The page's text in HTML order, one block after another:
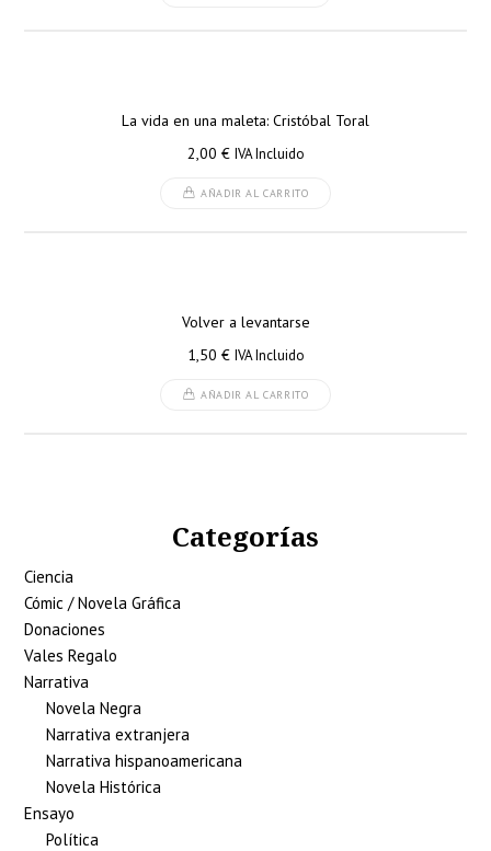
La vida en una maleta: Cristóbal Toral
2,00 € IVA Incluido
AÑADIR AL CARRITO
Volver a levantarse
1,50 € IVA Incluido
AÑADIR AL CARRITO
Categorías
Ciencia
Cómic / Novela Gráfica
Donaciones
Vales Regalo
Narrativa
Novela Negra
Narrativa extranjera
Narrativa hispanoamericana
Novela Histórica
Ensayo
Política